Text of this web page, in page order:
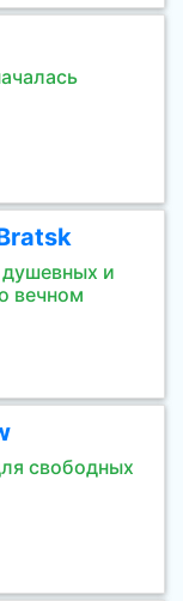
и
вечном
свободных